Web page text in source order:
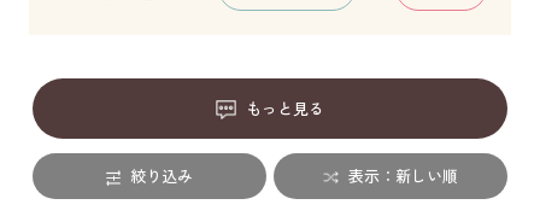
もっと見る
絞り込み 表示：新しい順